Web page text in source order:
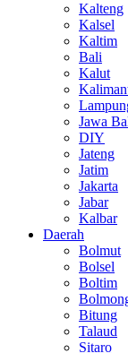
Kalteng
Kalsel
Kaltim
Bali
Kalut
Jawa
DIY
Jateng
Jatim
Jakarta
Jabar
Kalbar
Daerah
Bolmut
Bolsel
Boltim
Bitung
Talaud
Sitaro